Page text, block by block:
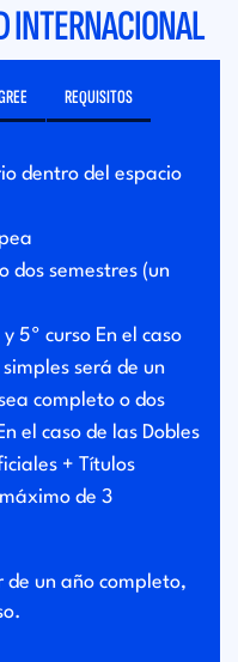
INTERNACIONAL
REQUISITOS
dentro del espacio
dos semestres (un
5º curso En el caso
será de un
completo o dos
el caso de las Dobles
+ Títulos
de 3
de un año completo,